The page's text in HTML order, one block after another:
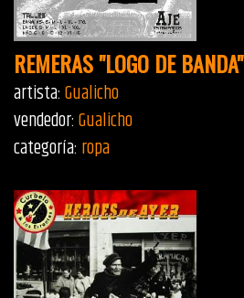
REMERAS "LOGO DE BANDA"
artista:Gualicho
vendedor:Gualicho
categoría: ropa